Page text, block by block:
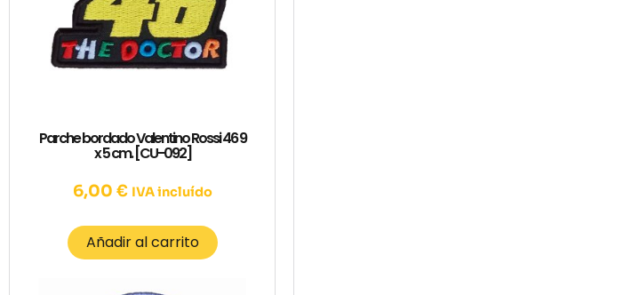
Parche bordado Valentino Rossi 46 9
x 5 cm. [CU-092]
6,00 € IVA incluído
Añadir al carrito